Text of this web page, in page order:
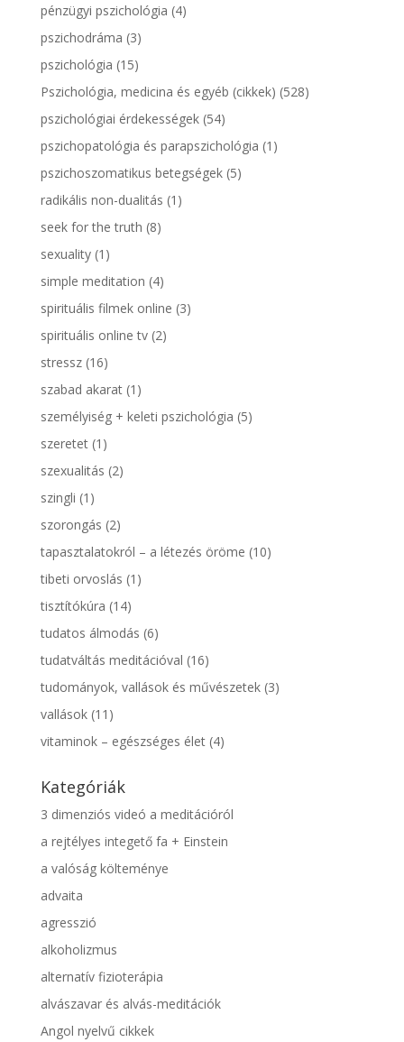
pénzügyi pszichológia (4)
pszichodráma (3)
pszichológia (15)
Pszichológia, medicina és egyéb (cikkek) (528)
pszichológiai érdekességek(54)
pszichopatológia és parapszichológia (1)
pszichoszomatikus betegségek(5)
radikális non-dualitás (1)
seek for the truth (8)
sexuality(1)
simple meditation (4)
spirituális filmek online (3)
spirituális online tv(2)
stressz(16)
szabad akarat(1)
személyiség + keleti pszichológia (5)
szeretet(1)
szexualitás (2)
szingli (1)
szorongás (2)
tapasztalatokról – a létezés öröme (10)
tibeti orvoslás (1)
tisztítókúra (14)
tudatos álmodás (6)
tudatváltás meditációval (16)
tudományok, vallások és művészetek(3)
vallások(11)
vitaminok – egészséges élet(4)
Kategóriák
3 dimenziós videó a meditációról
a rejtélyes integető fa + Einstein
a valóság költeménye
advaita
agresszió
alkoholizmus
alternatív fizioterápia
alvászavar és alvás-meditációk
Angol nyelvű cikkek